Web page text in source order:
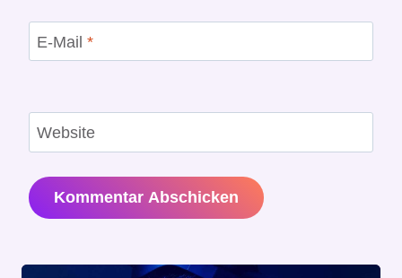
E-Mail *
Website